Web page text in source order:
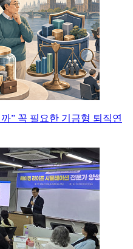
” 꼭 필요한 기금형 퇴직연